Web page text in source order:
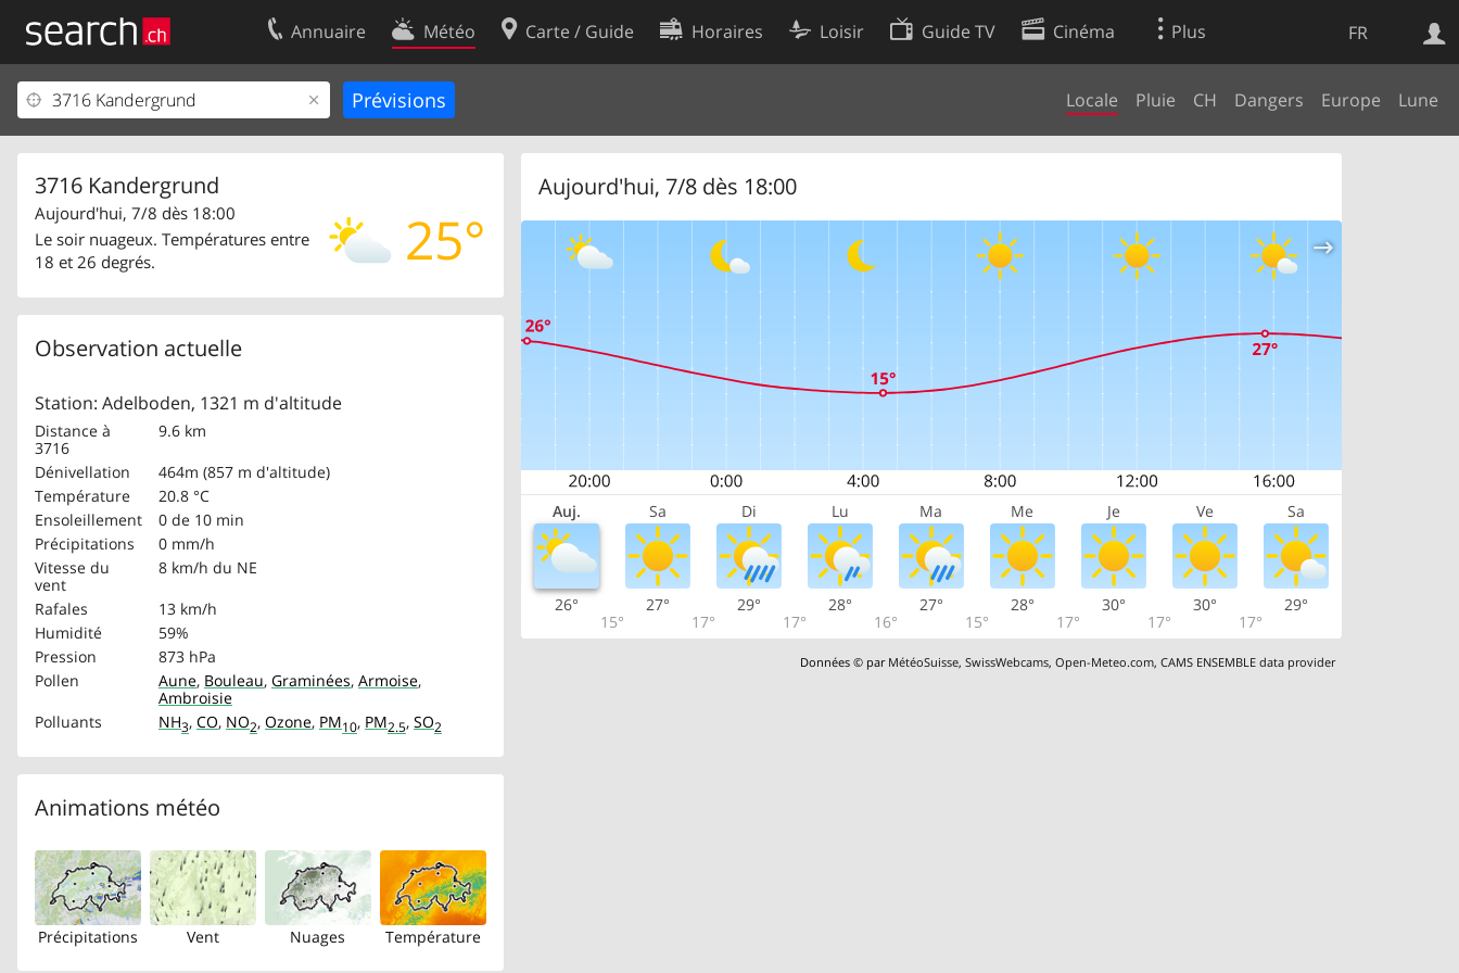
FR
Annuaire Météo Carte / Guide Horaires Loisir Guide TV Cinéma Plus
Locale Pluie CH Dangers Europe Lune
3716 Kandergrund
25°
Aujourd'hui, 7/8 dès 18:00
Le soir nuageux. Températures entre
18 et 26 degrés.
Observation actuelle
Station: Adelboden, 1321 m d'altitude
Distance à
3716
9.6 km
Dénivellation
464m (857 m d'altitude)
Température
20.8 °C
Ensoleillement
0 de 10 min
Précipitations
0 mm/h
Vitesse du
vent
8 km/h du NE
Rafales
13 km/h
Humidité
59%
Pression
873 hPa
Pollen
Aune, Bouleau, Graminées, Armoise,
Ambroisie
Polluants
NH3, CO, NO2, Ozone, PM10, PM2.5, SO2
Animations météo
Précipitations Vent Nuages Température
Aujourd'hui, 7/8 dès 18:00
Auj. Sa Di Lu Ma Me Je Ve Sa
26°
15°
27°
17°
29°
17°
28°
16°
27°
15°
28°
17°
30°
17°
30°
17°
29°
Données © par MétéoSuisse,SwissWebcams,Open-Meteo.com,CAMS ENSEMBLE data provider
Web
Votre inscription
Centre clients
Mentions Légales
Contact
Conditions d’utilisation
Préférences de cookies